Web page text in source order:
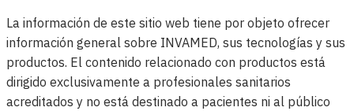
La información de este sitio web tiene por objeto ofrecer
información general sobre INVAMED, sus tecnologías y sus
productos. El contenido relacionado con productos está
dirigido exclusivamente a profesionales sanitarios
acreditados y no está destinado a pacientes ni al público